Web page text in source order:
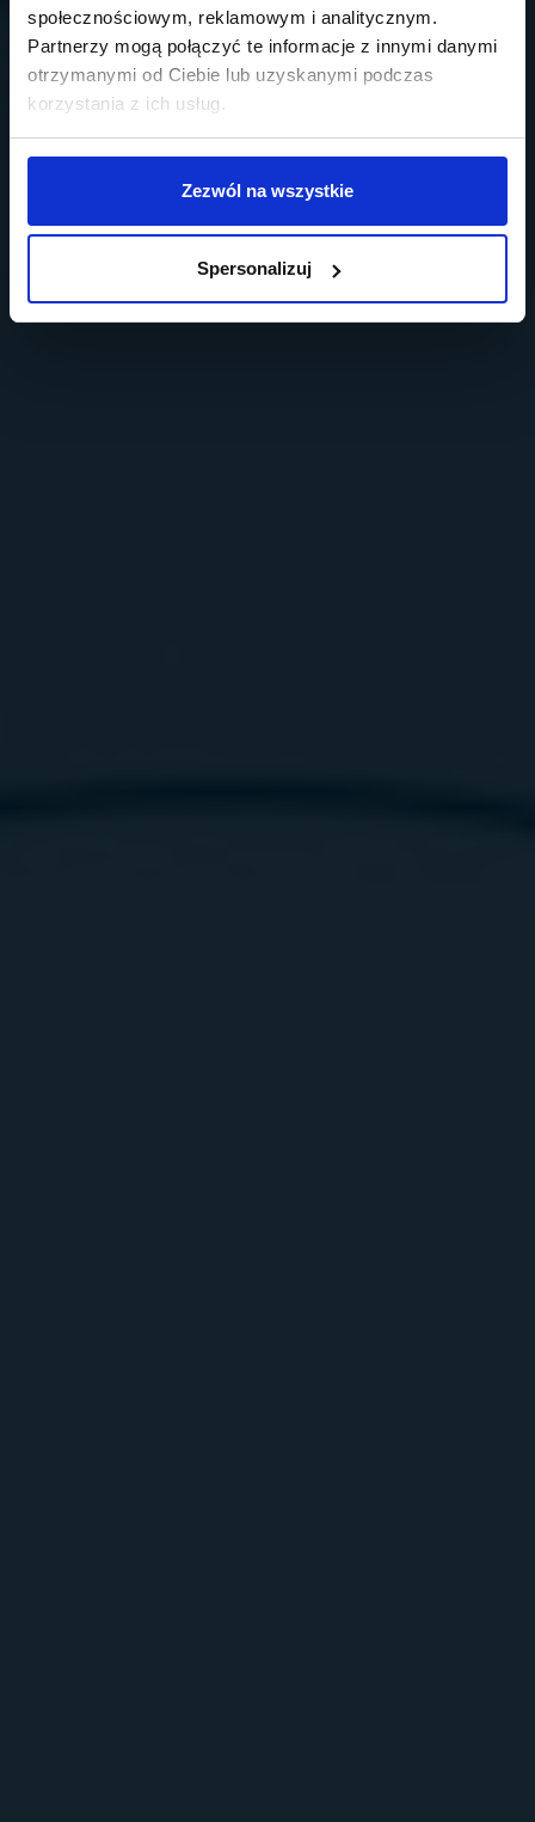
społecznościowym, reklamowym i analitycznym.
Partnerzy mogą połączyć te informacje z innymi danymi
otrzymanymi od Ciebie lub uzyskanymi podczas
korzystania z ich usług.
Zezwól na wszystkie
Spersonalizuj